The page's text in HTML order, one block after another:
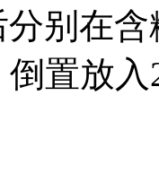
别在
倒置放